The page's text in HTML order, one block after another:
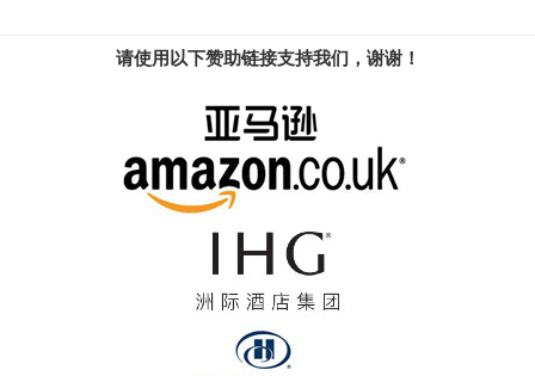
请使用以下赞助链接支持我们，谢谢！